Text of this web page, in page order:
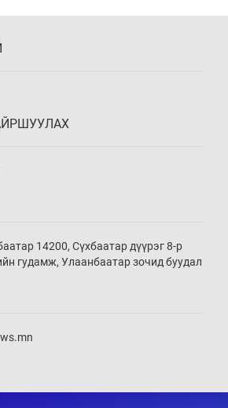
35 мин
5 мин
35 мин
14200, Сүхбаатар дүүрэг 8-р
гудамж, Улаанбаатар зочид буудал